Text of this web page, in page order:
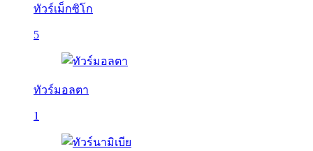
ทัวร์เม็กซิโก
5
ทัวร์มอลตา
1